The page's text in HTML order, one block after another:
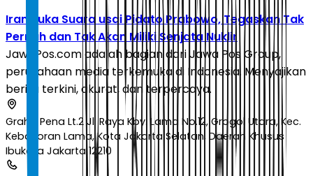
Iran Buka Suara usai Pidato Prabowo, Tegaskan Tak
Pernah dan Tak Akan Miliki Senjata Nuklir
JawaPos.com adalah bagian dari Jawa Pos Group,
perusahaan media terkemuka di Indonesia. Menyajikan
berita terkini, akurat, dan terpercaya.
Graha Pena Lt.2 Jl. Raya Kby. Lama No.12, Grogol Utara, Kec.
Kebayoran Lama, Kota Jakarta Selatan, Daerah Khusus
Ibukota Jakarta 12210